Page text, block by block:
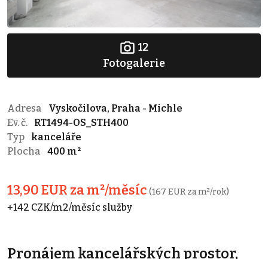
12
Fotogalerie
Adresa
Vyskočilova, Praha - Michle
Ev. č.
RT1494-OS_STH400
Typ
kanceláře
Plocha
400 m²
13,90 EUR za m²/měsíc (167 EUR za m²/rok)
+142 CZK/m2/měsíc služby
Pronájem kancelářských prostor,